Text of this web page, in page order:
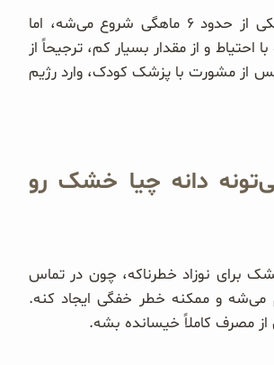
معمولاً غذای کمکی از حدود ۶ ماهگی شروع می‌شه، اما
با احتیاط و از مقدار بسیار کم، ترجیحاً از
و پس از مشورت با پزشک کودک، وارد رژیم
دانه چیا خشک رو
برای نوزاد خطرناکه، چون در تماس
می‌شه و ممکنه خطر خفگی ایجاد کنه.
مصرف کاملاً خیسانده بشه.